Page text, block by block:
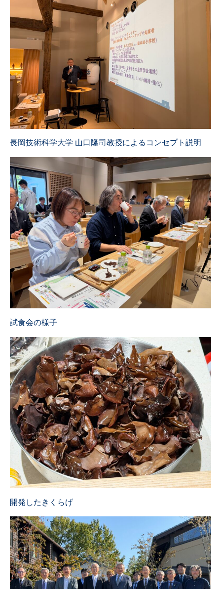
プロジェクト概要
トピックス
メンバー
Contact
googleフォームへ遷移します
長岡技術科学大学 山口隆司教授によるコンセプト説明
試食会の様子
開発したきくらげ